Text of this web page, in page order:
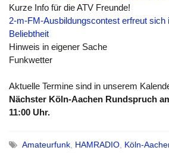
Kurze Info für die ATV Freunde!
2-m-FM-Ausbildungscontest erfreut sich
Beliebtheit
Hinweis in eigener Sache
Funkwetter
Aktuelle Termine sind in unserem
Nächster Köln-Aachen Rundspruch
11:00 Uhr.
Amateurfunk, HAMRADIO, Köln-